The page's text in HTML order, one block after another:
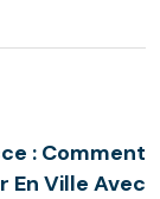
: Comment
En Ville Avec